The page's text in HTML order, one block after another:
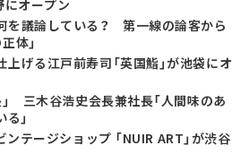
にオープン
を議論している？ 第一線の論客から
体」
げる江戸前寿司「英国鮨」が池袋にオ
三木谷浩史会長兼社長「人間味のあ
」
テージショップ 「NUIR ART」が渋谷